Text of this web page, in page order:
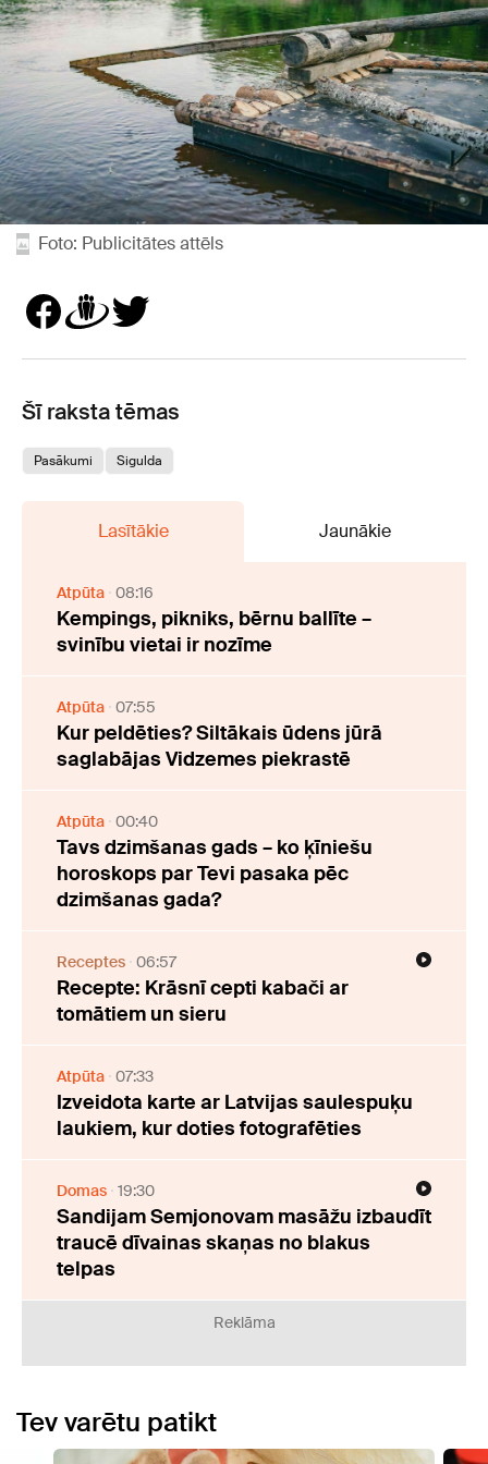
Foto: Publicitātes attēls
Šī raksta tēmas
Pasākumi Sigulda
Lasītākie Jaunākie
Atpūta 08:16
Kempings, pikniks, bērnu ballīte –
svinību vietai ir nozīme
Atpūta 07:55
Kur peldēties? Siltākais ūdens jūrā
saglabājas Vidzemes piekrastē
Atpūta 00:40
Tavs dzimšanas gads – ko ķīniešu
horoskops par Tevi pasaka pēc
dzimšanas gada?
Receptes 06:57
Recepte: Krāsnī cepti kabači ar
tomātiem un sieru
Atpūta 07:33
Izveidota karte ar Latvijas saulespuķu
laukiem, kur doties fotografēties
Domas 19:30
Sandijam Semjonovam masāžu izbaudīt
traucē dīvainas skaņas no blakus
telpas
Reklāma
Tev varētu patikt